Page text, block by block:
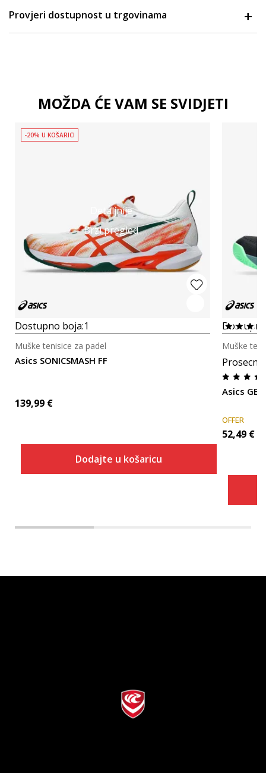
Provjeri dostupnost u trgovinama
MOŽDA ĆE VAM SE SVIDJETI
Detaljnije
Brzi pregled
-20% U KOŠARICI
Dostupno boja:1
Asics SONICSMASH FF
Muške tenisice za padel
139,99 €
Dodajte u košaricu
Asics
Muške
OFFER
52,49 €